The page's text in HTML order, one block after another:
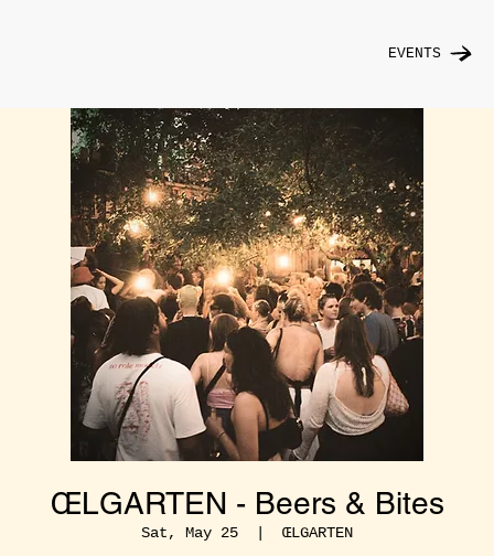
EVENTS
ŒLGARTEN - Beers & Bites
Sat, May 25
  |
ŒLGARTEN